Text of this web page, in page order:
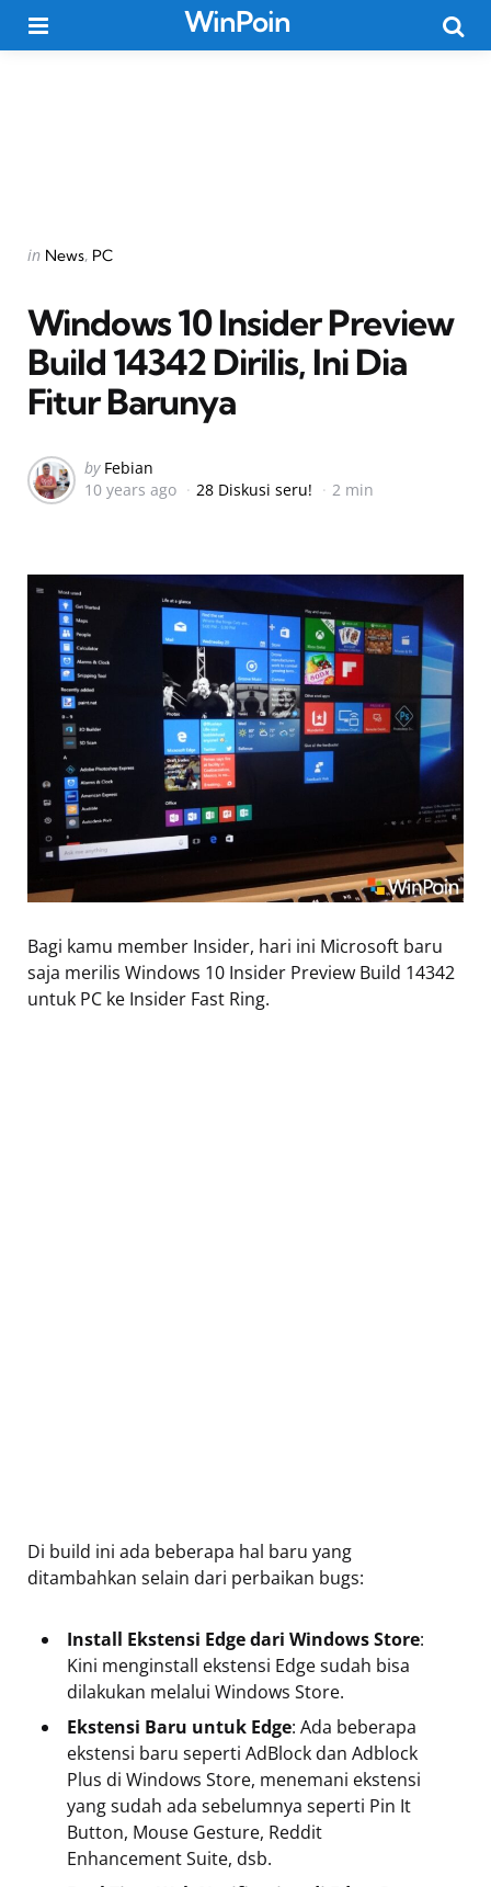
WinPoin
Categories
Posted
in News PC
Windows 10 Insider Preview
Build 14342 Dirilis, Ini Dia
Fitur Barunya
Posted
by
by Febian
10 years ago
28 Diskusi seru! 2 min
Bagi kamu member Insider, hari ini Microsoft baru
saja merilis Windows 10 Insider Preview Build 14342
untuk PC ke Insider Fast Ring.
Di build ini ada beberapa hal baru yang
ditambahkan selain dari perbaikan bugs:
Install Ekstensi Edge dari Windows Store:
Kini menginstall ekstensi Edge sudah bisa
dilakukan melalui Windows Store.
Ekstensi Baru untuk Edge: Ada beberapa
ekstensi baru seperti AdBlock dan Adblock
Plus di Windows Store, menemani ekstensi
yang sudah ada sebelumnya seperti Pin It
Button, Mouse Gesture, Reddit
Enhancement Suite, dsb.